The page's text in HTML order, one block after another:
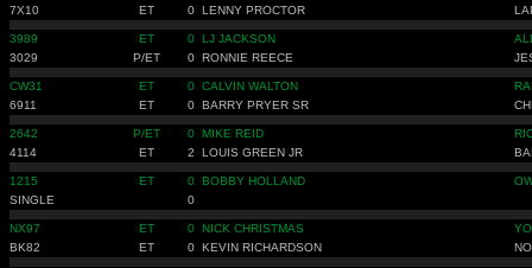
7X10
ET 0 LENNY PROCTOR
3989 ET 0 LJ JACKSON
3029
P/ET 0 RONNIE REECE
CW31 ET 0 CALVIN WALTON
6911
ET 0 BARRY PRYER SR
2642 P/ET 0 MIKE REID
4114
ET 2 LOUIS GREEN JR
1215 ET 0 BOBBY HOLLAND
SINGLE
0
NX97 ET 0 NICK CHRISTMAS
BK82
ET 0 KEVIN RICHARDSON